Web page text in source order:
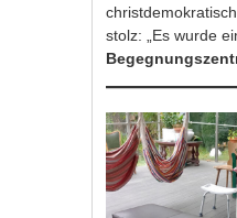
stolz: „Es wurde